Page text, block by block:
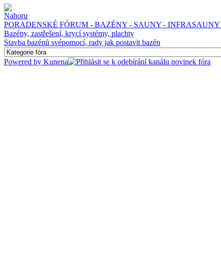
PORADENSKÉ FÓRUM - BAZÉNY - SAUNY -
Bazény, zastřešení, krycí systémy, plachty
Stavba bazénů svépomocí, rady jak postavit bazén
Powered by Kunena